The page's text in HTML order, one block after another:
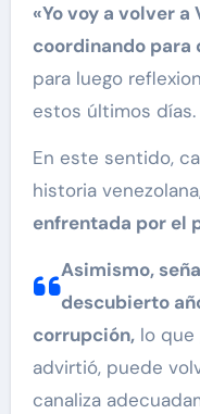
«Yo voy a volver
coordinando para
para luego
estos últimos días.
En este sentido,
historia
enfrentada por el
Asimismo,
descubierto
corrupción,lo que
advirtió, puede
canaliza